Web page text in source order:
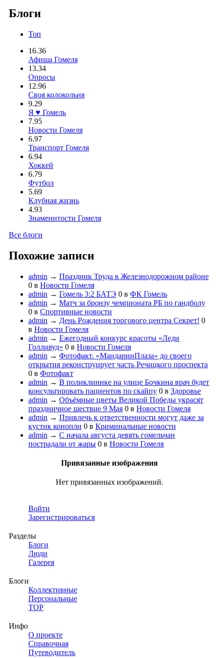
Блоги
Топ
16.36
Афиша Гомеля
13.34
Опросы
12.96
Своя колокольня
9.29
Я ♥ Гомель
7.95
Новости Гомеля
6.97
Транспорт Гомеля
6.94
Хоккей
6.79
Футбол
5.69
Клубная жизнь
4.93
Знаменитости Гомеля
Все блоги
Похожие записи
admin → Праздник Труда в Железнодорожном районе
0 в Новости Гомеля
admin → Гомель 3:2 БАТЭ 0 в ФК Гомель
admin → Матч за бронзу чемпионата РБ по гандболу
0 в Спортивные новости
admin → День Рождения торгового центра Секрет! 0
в Новости Гомеля
admin → Ежегодный конкурс красоты «Леди
Голливуд» 0 в Новости Гомеля
admin → Фотофакт. «МандаринПлаза» до своего
открытия реконструирует часть Речицкого проспекта
0 в Фотофакт
admin → В поликлинике на улице Бочкина врач будет
консультировать пациентов по скайпу 0 в Здоровье
admin → Объёмные цветы Великой Победы украсят
праздничное шествие 9 Мая 0 в Новости Гомеля
admin → Привлечь к ответственности могут даже за
кустик конопли 0 в Криминальные новости
admin → С начала августа девять гомельчан
пострадали от жары 0 в Новости Гомеля
Привязанные изображения
Нет привязанных изображений.
Войти
Зарегистрироваться
Разделы
Блоги
Люди
Галерея
Блоги
Коллективные
Персональные
TOP
Инфо
О проекте
Справочная
Путеводитель